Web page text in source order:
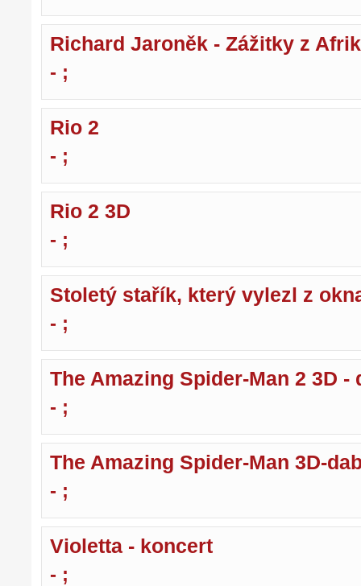
Richard Jaroněk - Zážitky z
- ;
Rio 2
- ;
Rio 2 3D
- ;
Stoletý stařík, který vylezl z
- ;
The Amazing Spider-Man 2 3D -
- ;
The Amazing Spider-Man 3D-
- ;
Violetta - koncert
- ;